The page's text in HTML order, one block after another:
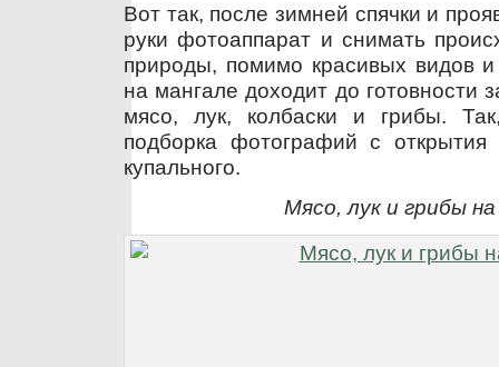
Вот так, после зимней спячки и
руки фотоаппарат и снимать
природы, помимо красивых видов
на мангале доходит до готовности
мясо, лук, колбаски и грибы.
подборка фотографий с
купального.
Мясо, лук и грибы